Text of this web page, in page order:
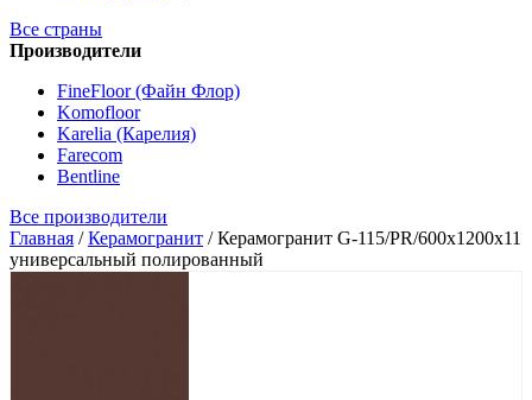
Все страны
Производители
FineFloor (Файн Флор)
Komofloor
Karelia (Карелия)
Farecom
Bentline
Все производители
Главная /Керамогранит /Керамогранит G-115/PR/600x1200x11
универсальный полированный